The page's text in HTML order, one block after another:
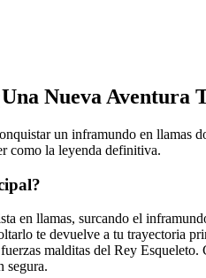
Nueva Aventura
un inframundo en llamas
como la leyenda definitiva.
en llamas, surcando el
te devuelve a tu trayectoria
malditas del Rey
segura.